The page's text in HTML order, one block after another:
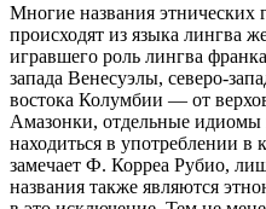
Многие названия этнических
происходят из языка лингва
игравшего роль лингва
запада Венесуэлы, северо-
востока Колумбии — от
Амазонки, отдельные идиомы
находиться в употреблении
замечает Ф. Корреа Рубио,
названия также являются